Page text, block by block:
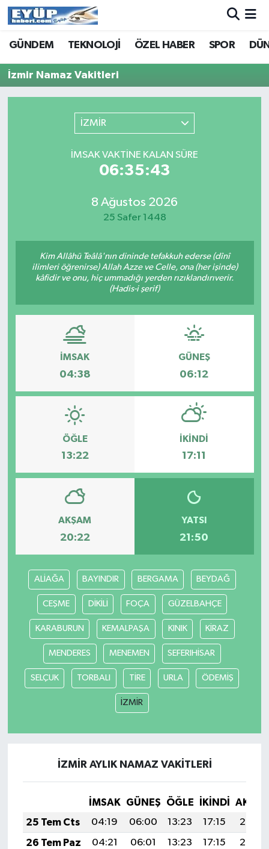
GÜNDEM TEKNOLOJİ ÖZEL HABER SPOR
İzmir Namaz Vakitleri
İZMİR
İMSAK VAKTINE KALAN SÜRE
06:35:43
8 Ağustos 2026
25 Safer 1448
Kim Allâhü Teâlâ'nın dininde tefakkuh ederse (dînî
ilimleri öğrenirse) Allah Azze ve Celle, ona (her işinde)
kâfidir ve onu, hiç ummadığı yerden rızıklandırıverir.
(Hadis-i şerif)
İMSAK
04:38
GÜNEŞ
06:12
ÖĞLE
13:22
İKINDI
17:11
AKŞAM
20:22
YATSI
21:50
ALİAĞA BAYINDIR BERGAMA BEYDAĞ
CEŞME DİKİLİ FOÇA GÜZELBAHÇE
KARABURUN KEMALPAŞA KINIK KİRAZ
MENDERES MENEMEN SEFERIHİSAR
SELÇUK TORBALI TİRE URLA ÖDEMİŞ
İZMİR
İZMİR AYLIK NAMAZ VAKITLERI
İMSAK GÜNEŞ ÖĞLE İKINDI
25 Tem Cts
04:19 06:00 13:23 17:15
20:36
26 Tem Paz
04:21 06:01 13:23 17:15
20:35